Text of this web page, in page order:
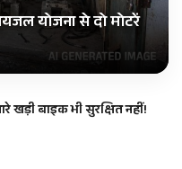
योजना से दो मोटरें
खड़ी बाइक भी सुरक्षित नहीं!